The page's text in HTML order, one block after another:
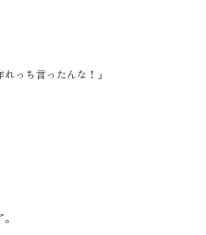
っち言ったんな！」